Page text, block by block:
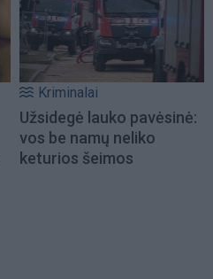
Kriminalai
Užsidegė lauko pavėsinė:
vos be namų neliko
keturios šeimos